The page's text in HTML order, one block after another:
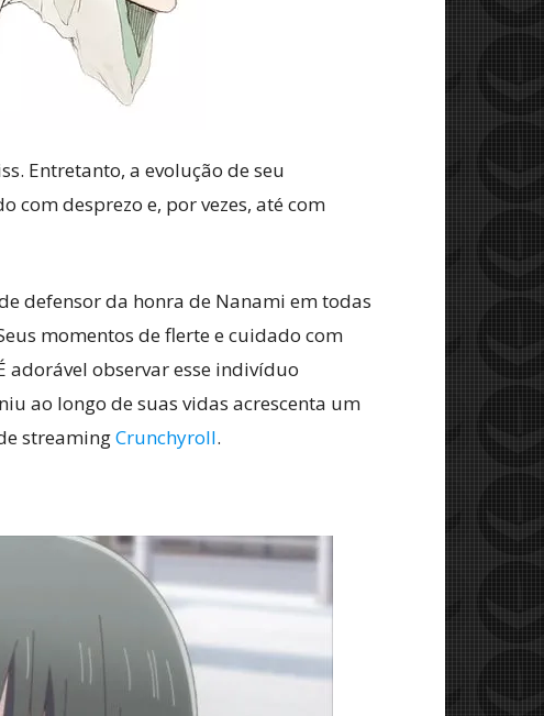
Entretanto, a evolução de seu
com desprezo e, por vezes, até com
defensor da honra de Nanami em todas
momentos de flerte e cuidado com
adorável observar esse indivíduo
ao longo de suas vidas acrescenta um
streamingCrunchyroll.